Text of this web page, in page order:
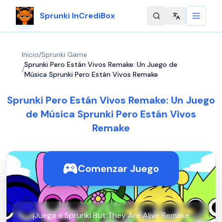
Sprunki InCrediBox Change
Inicio/Sprunki Game
/
Sprunki Pero Están Vivos Remake: Un Juego de
Música Sprunki Pero Están Vivos Remake
Sprunki Pero Están Vivos Remake: Un Juego
de Música Sprunki Pero Están Vivos
Remake
Comenzar Juego
¡Juega a Sprunki But They Are Alive Remake